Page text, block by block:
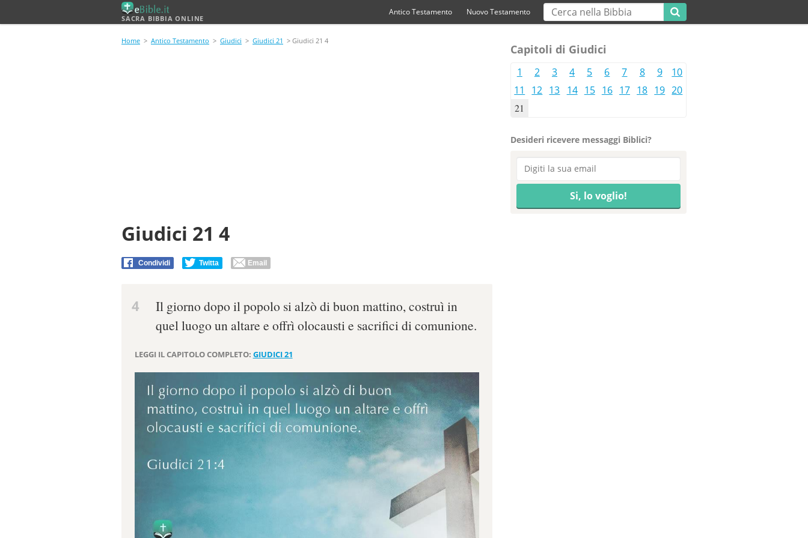
SACRA BIBBIA ONLINE
Antico Testamento Nuovo Testamento
Home > Antico Testamento > Giudici > Giudici 21 > Giudici 21 4
Giudici 21 4
Condividi Twitta Email
4
Il giorno dopo il popolo si alzò di buon mattino, costruì in
quel luogo un altare e offrì olocausti e sacrifici di comunione.
LEGGI IL CAPITOLO COMPLETO: GIUDICI 21
Capitoli di Giudici
1 2 3 4 5 6 7 8 9
10
11
12 13 14 15 16 17 18 19 20
21
Desideri ricevere messaggi Biblici?